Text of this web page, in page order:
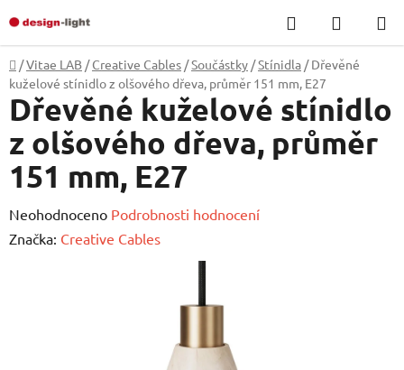
na
obsah
Hledat
KOŠÍK
Domů
/Vitae LAB / Creative Cables /Součástky /Stínidla / Dřevěné
kuželové stínidlo z olšového dřeva, průměr 151 mm, E27
Dřevěné kuželové stínidlo
z olšového dřeva, průměr
151 mm, E27
Průměrné
hodnocení
Neohodnoceno Podrobnosti hodnocení
Značka: Creative Cables